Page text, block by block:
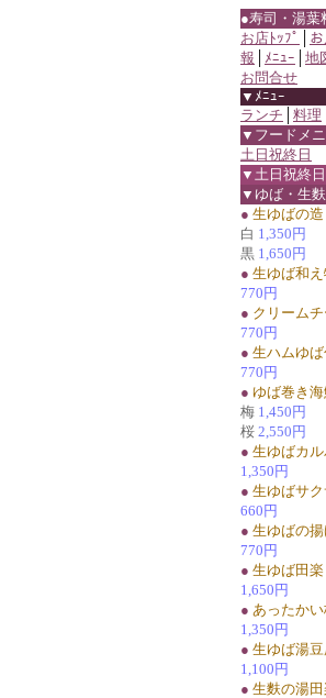
●寿司・湯
お店ﾄｯﾌﾟ
報
ﾒﾆｭｰ
地
お問合せ
▼ﾒﾆｭｰ
ランチ
料理
▼フードメ
土日祝終日
▼土日祝終日
▼ゆば・生
● 生ゆばの
白 1,350円
黒 1,650円
● 生ゆば和
770円
● クリーム
770円
● 生ハムゆ
770円
● ゆば巻き
梅 1,450円
桜 2,550円
● 生ゆばカ
1,350円
● 生ゆばサ
660円
● 生ゆばの
770円
● 生ゆば田楽
1,650円
● あったか
1,350円
● 生ゆば湯
1,100円
● 生麩の湯